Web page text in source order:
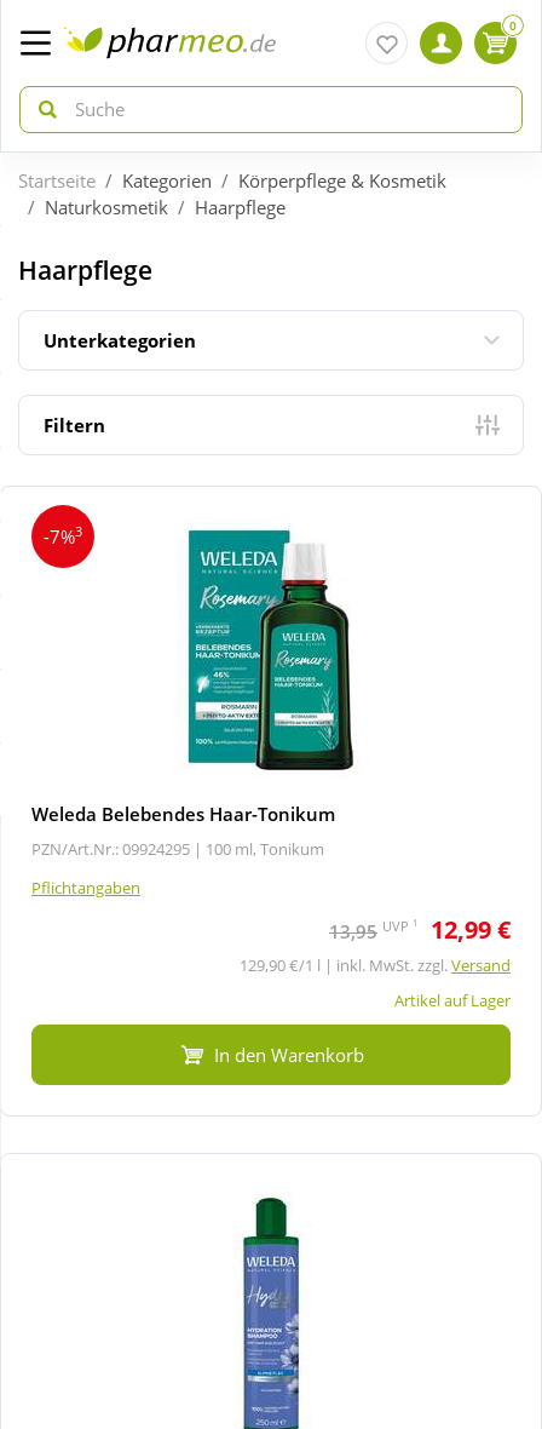
zurück
ÜBERSICHT AKTIONEN
Aktuelle Coupons
Neuheiten
Sale
zurück
ÜBERSICHT KATEGORIEN
Arzneimittel
Diabetes
Körperpflege & Kosmetik
Natur & Homöopathie
Tierbedarf
Wellness
0
Startseite Kategorien
Körperpflege & Kosmetik
Naturkosmetik
Haarpflege
Haarpflege
Unterkategorien
Filtern
-7%3
Weleda Belebendes Haar-Tonikum
PZN/Art.Nr.: 09924295 | 100 ml, Tonikum
Pflichtangaben
13,95 UVP 1 12,99 €
129,90 €/1 l | inkl. MwSt. zzgl.Versand
Artikel auf Lager
In den Warenkorb